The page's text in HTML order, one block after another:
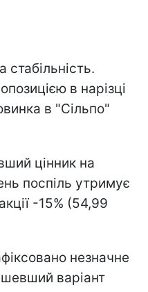
стабільність.
в нарізці
в "Сільпо"
цінник на
поспіль утримує
-15% (54,99
незначне
варіант